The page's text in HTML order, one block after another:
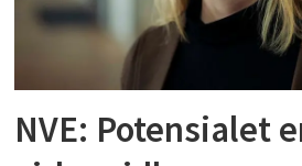
NVE: Potensialet